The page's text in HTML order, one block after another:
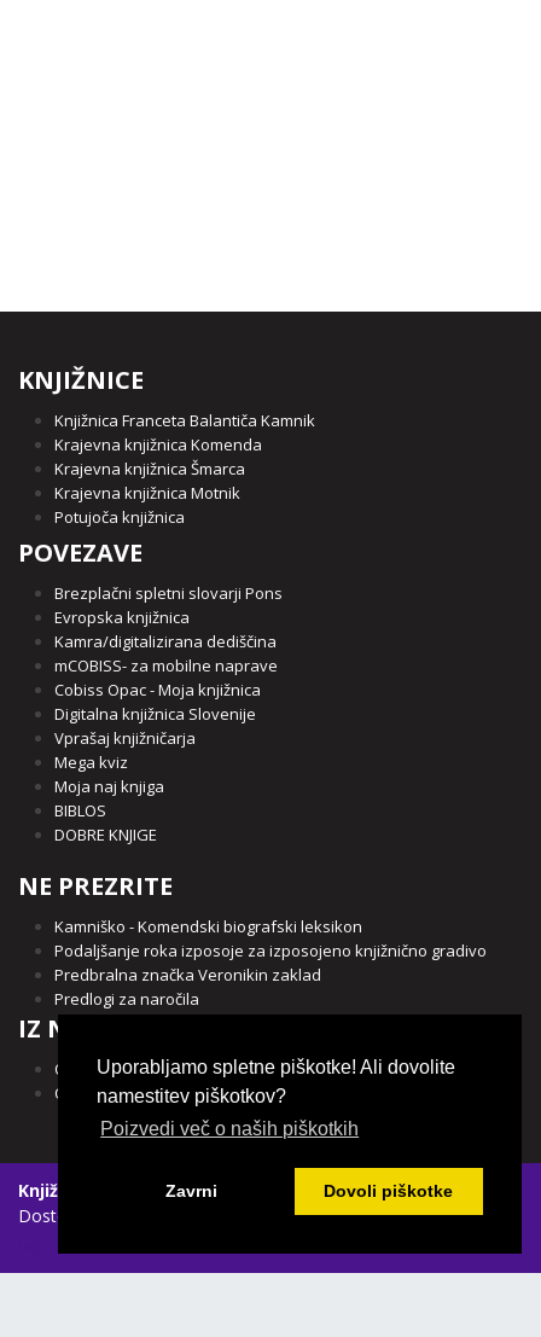
KNJIŽNICE
Knjižnica Franceta Balantiča Kamnik
Krajevna knjižnica Komenda
Krajevna knjižnica Šmarca
Krajevna knjižnica Motnik
Potujoča knjižnica
POVEZAVE
Brezplačni spletni slovarji Pons
Evropska knjižnica
Kamra/digitalizirana dediščina
mCOBISS- za mobilne naprave
Cobiss Opac - Moja knjižnica
Digitalna knjižnica Slovenije
Vprašaj knjižničarja
Mega kviz
Moja naj knjiga
BIBLOS
DOBRE KNJIGE
NE PREZRITE
Kamniško - Komendski biografski leksikon
Podaljšanje roka izposoje za izposojeno knjižnično gradivo
Predbralna značka Veronikin zaklad
Predlogi za naročila
IZ NAŠE OBČINE
Občina Kamnik
Občina Komenda
Knjižnica Franceta Balantiča Kamnik | Spletni piškotki
Dostopnost vsebin
Uporabljamo spletne piškotke! Ali dovolite
namestitev piškotkov?
Poizvedi več o naših piškotkih
Zavrni Dovoli piškotke